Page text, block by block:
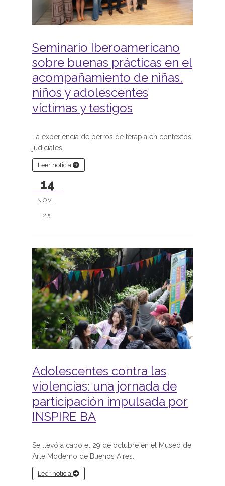
Seminario Iberoamericano
sobre buenas prácticas en el
acompañamiento de niñas,
niños y adolescentes
víctimas y testigos
La experiencia de perros de terapia en contextos
judiciales.
Leer noticia
14
NOV .
25
Adolescentes contra las
violencias: una jornada de
participación impulsada por
INSPIRE BA
Se llevó a cabo el 29 de octubre en el Museo de
Arte Moderno de Buenos Aires.
Leer noticia